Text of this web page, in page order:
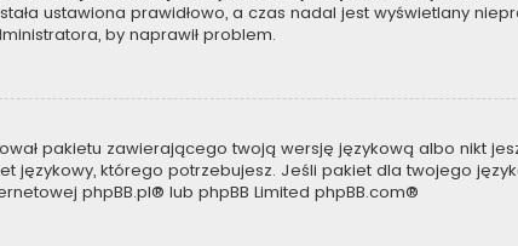
ustawiona prawidłowo, a czas nadal jest wyświetlany
by naprawił problem.
pakietu zawierającego twoją wersję językową albo nikt
językowy, którego potrzebujesz. Jeśli pakiet dla twojego
phpBB.pl® lub phpBB Limited phpBB.com®